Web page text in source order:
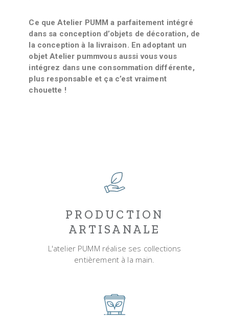
Ce que Atelier PUMM a parfaitement intégré
dans sa conception d’objets de décoration, de
la conception à la livraison. En adoptant un
objet Atelier pummvous aussi vous vous
intégrez dans une consommation différente,
plus responsable et ça c’est vraiment
chouette !
PRODUCTION
ARTISANALE
L'atelier PUMM réalise ses collections
entièrement à la main.